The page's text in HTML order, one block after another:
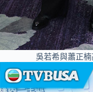
吳若希與蕭正